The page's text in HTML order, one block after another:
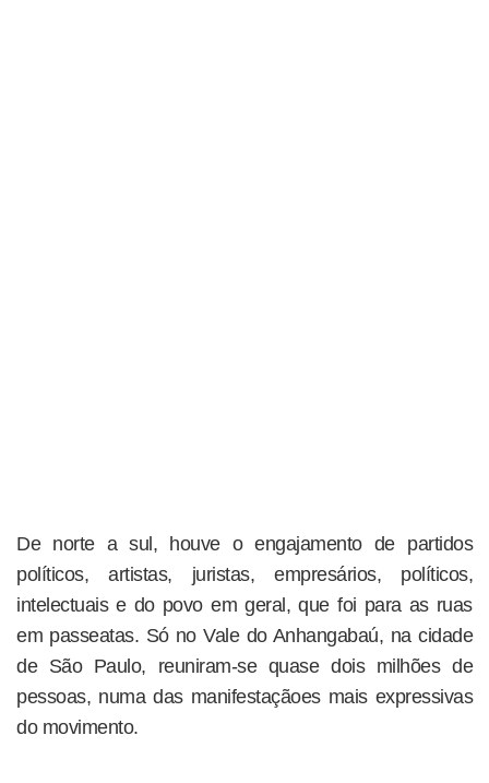
De norte a sul, houve o engajamento de partidos
políticos, artistas, juristas, empresários, políticos,
intelectuais e do povo em geral, que foi para as ruas
em passeatas. Só no Vale do Anhangabaú, na cidade
de São Paulo, reuniram-se quase dois milhões de
pessoas, numa das manifestaçãoes mais expressivas
do movimento.